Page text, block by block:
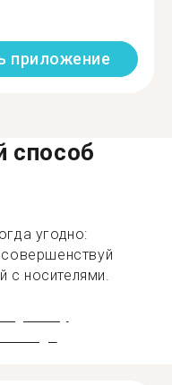
приложение
способ
угодно:
совершенствуй
с носителями.